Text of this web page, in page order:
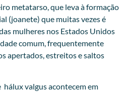
metatarso, que leva à formação
(joanete) que muitas vezes é
mulheres nos Estados Unidos
comum, frequentemente
apertados, estreitos e saltos
hálux valgus acontecem em